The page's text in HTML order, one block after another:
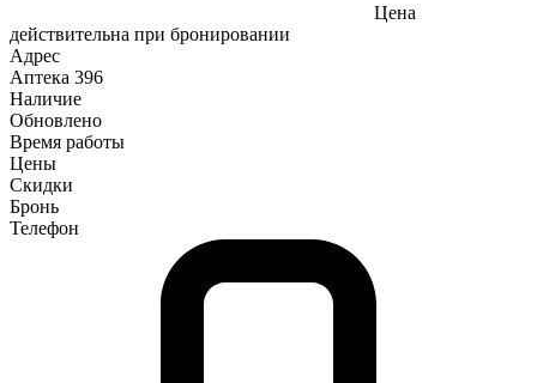
Цена
действительна при бронировании
Адрес
Аптека 396
Наличие
Обновлено
Время работы
Цены
Скидки
Бронь
Телефон